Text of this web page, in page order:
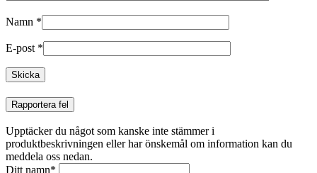
Namn *
E-post *
Rapportera fel
Upptäcker du något som kanske inte stämmer i
produktbeskrivningen eller har önskemål om information kan du
meddela oss nedan.
Ditt namn*